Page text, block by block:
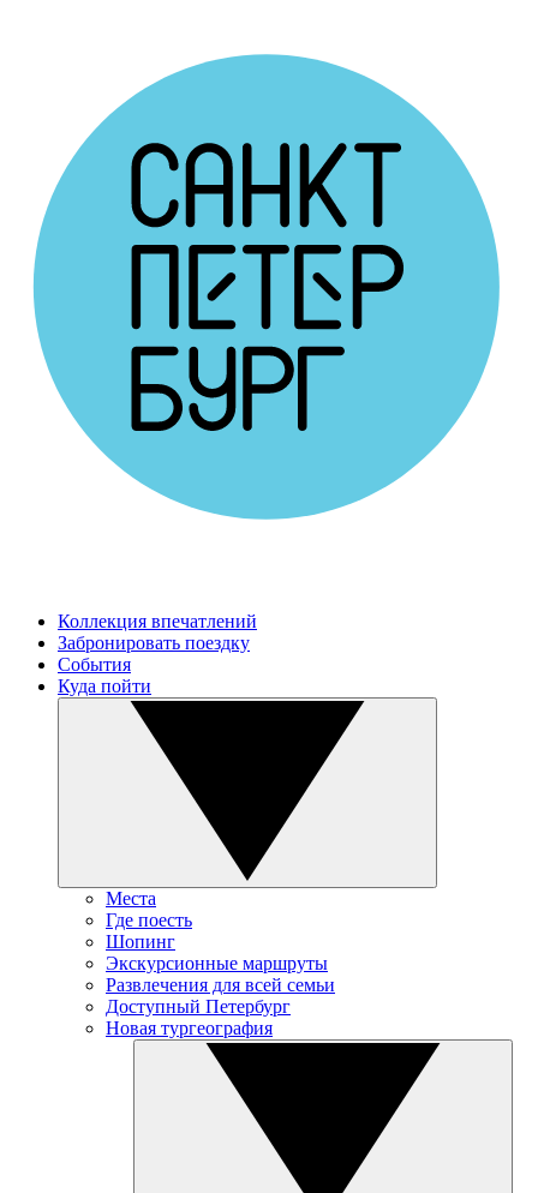
Коллекция впечатлений
Забронировать поездку
События
Куда пойти
Места
Где поесть
Шопинг
Экскурсионные маршруты
Развлечения для всей семьи
Доступный Петербург
Новая тургеография